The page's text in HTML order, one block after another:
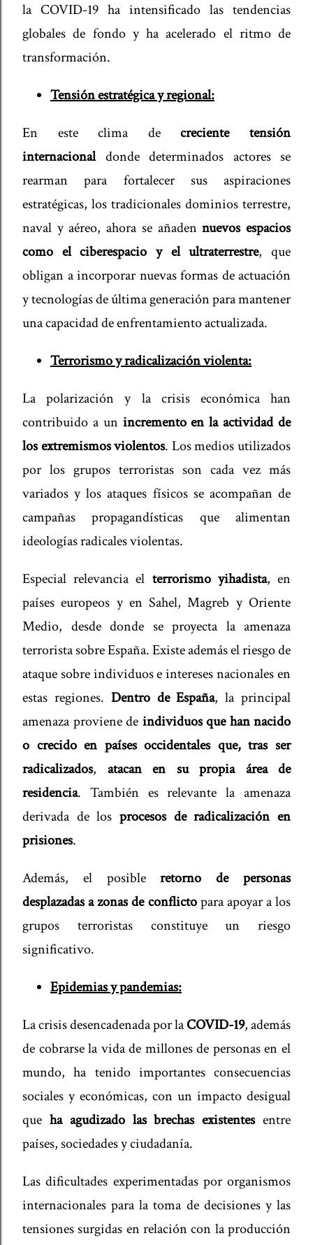
la COVID-19 ha intensificado las tendencias
globales de fondo y ha acelerado el ritmo de
transformación.
Tensión estratégica y regional:
En este clima decreciente tensión
internacionaldonde determinados actores se
rearman para fortalecer sus aspiraciones
estratégicas, los tradicionales dominios terrestre,
naval y aéreo, ahora se añadennuevos espacios
como el ciberespacio y el ultraterrestre, que
obligan a incorporar nuevas formas de actuación
y tecnologías de última generación para mantener
una capacidad de enfrentamiento actualizada.
Terrorismo y radicalización violenta:
La polarización y la crisis económica han
contribuido a un incremento en la actividad de
los extremismos violentos. Los medios utilizados
por los grupos terroristas son cada vez más
variados y los ataques físicos se acompañan de
campañas propagandísticas que alimentan
ideologías radicales violentas.
Especial relevancia el terrorismo yihadista, en
países europeos y en Sahel, Magreb y Oriente
Medio, desde donde se proyecta la amenaza
terrorista sobre España. Existe además el riesgo de
ataque sobre individuos e intereses nacionales en
estas regiones. Dentro de España, la principal
amenaza proviene de individuos que han nacido
o crecido en países occidentales que, tras ser
radicalizados, atacan en su propia área de
residencia. También es relevante la amenaza
derivada de los procesos de radicalización en
prisiones.
Además, el posibleretorno de personas
desplazadas a zonas de conflictopara apoyar a los
grupos terroristas constituye un riesgo
significativo.
Epidemias y pandemias:
La crisis desencadenada por laCOVID-19, además
de cobrarse la vida de millones de personas en el
mundo, ha tenido importantes consecuencias
sociales y económicas, con un impacto desigual
que ha agudizado las brechas existentesentre
países, sociedades y ciudadanía.
Las dificultades experimentadas por organismos
internacionales para la toma de decisiones y las
tensiones surgidas en relación con la producción